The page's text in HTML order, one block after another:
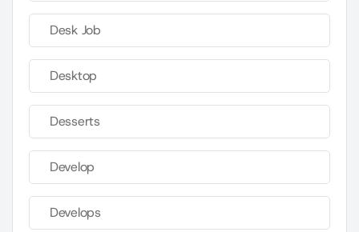
Desk Job
Desktop
Desserts
Develop
Develops